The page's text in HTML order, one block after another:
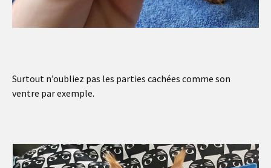
Surtout n’oubliez pas les parties cachées comme son
ventre par exemple.